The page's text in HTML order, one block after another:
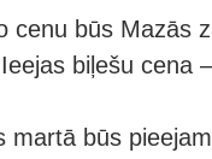
cenu būs Mazās
biļešu cena
martā būs